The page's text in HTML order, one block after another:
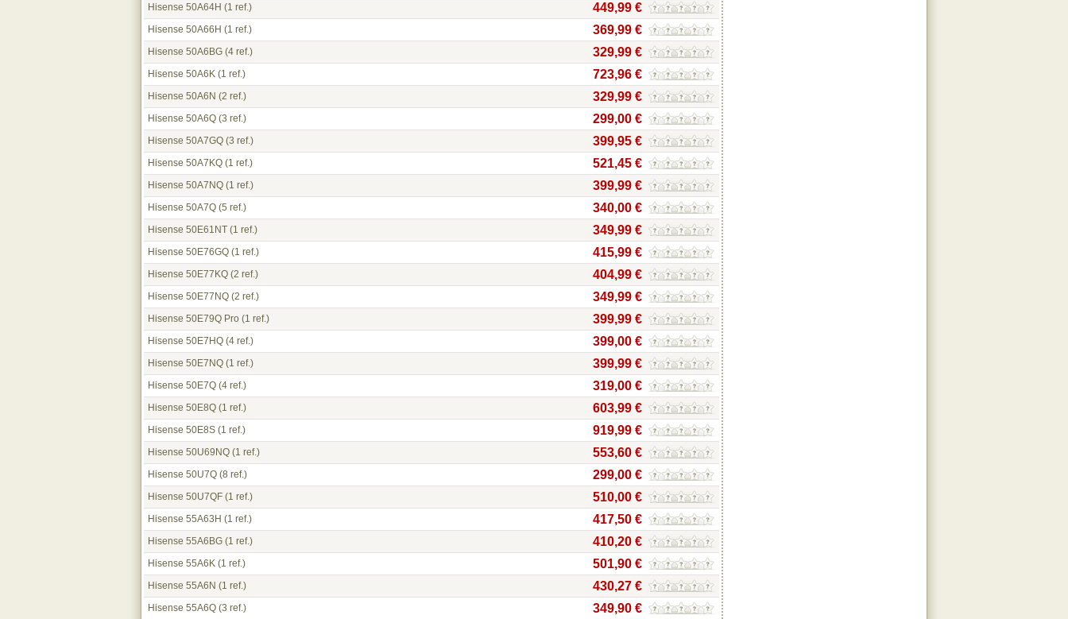
Hisense 50A64H (1 ref.) 449,99 €
Hisense 50A66H (1 ref.) 369,99 €
Hisense 50A6BG (4 ref.) 329,99 €
Hisense 50A6K (1 ref.) 723,96 €
Hisense 50A6N (2 ref.) 329,99 €
Hisense 50A6Q (3 ref.) 299,00 €
Hisense 50A7GQ (3 ref.) 399,95 €
Hisense 50A7KQ (1 ref.) 521,45 €
Hisense 50A7NQ (1 ref.) 399,99 €
Hisense 50A7Q (5 ref.) 340,00 €
Hisense 50E61NT (1 ref.) 349,99 €
Hisense 50E76GQ (1 ref.) 415,99 €
Hisense 50E77KQ (2 ref.) 404,99 €
Hisense 50E77NQ (2 ref.) 349,99 €
Hisense 50E79Q Pro (1 ref.) 399,99 €
Hisense 50E7HQ (4 ref.) 399,00 €
Hisense 50E7NQ (1 ref.) 399,99 €
Hisense 50E7Q (4 ref.) 319,00 €
Hisense 50E8Q (1 ref.) 603,99 €
Hisense 50E8S (1 ref.) 919,99 €
Hisense 50U69NQ (1 ref.) 553,60 €
Hisense 50U7Q (8 ref.) 299,00 €
Hisense 50U7QF (1 ref.) 510,00 €
Hisense 55A63H (1 ref.) 417,50 €
Hisense 55A6BG (1 ref.) 410,20 €
Hisense 55A6K (1 ref.) 501,90 €
Hisense 55A6N (1 ref.) 430,27 €
Hisense 55A6Q (3 ref.) 349,90 €